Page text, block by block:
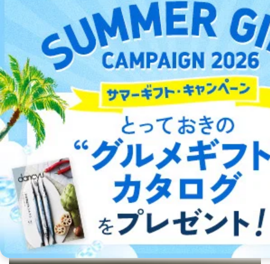
定期購読とは
雑誌を毎号ご自宅へお届けします！初
めての方500円割引♪
もっと詳しく ▶︎
ランキング
雑誌の専門サイトが、独自の人気雑誌
もっと詳しく ▶︎
キャンペーン情報
定期購読限定！高割引率の雑誌をカテ
ゴリごとにご紹介
もっと詳しく ▶︎
カテゴリ
22カテゴリの中からあなたにぴったり
の雑誌を見つけましょう
もっと詳しく ▶︎
最新号～バックナンバーまで7000冊以上の雑誌（電子書
籍）が無料で読み放題！
タダ読みサービスを楽しもう。